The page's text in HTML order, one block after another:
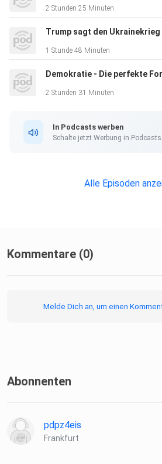
2 Stunden 25 Minuten
1 Stunde 48 Minuten
2 Stunden 31 Minuten
In Podcasts werben
Schalte jetzt Werbung in Podcasts.
Alle Episoden
Kommentare (0)
Melde Dich an, um einen
Abonnenten
pdpz4eis
Frankfurt